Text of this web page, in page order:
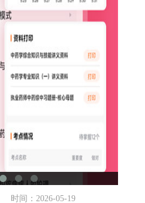
量精美的壁纸和主题，让用户的
育机构合作，提供高质量的在线
户社区，鼓励用户分享经验、心
势】
时间：2026-05-19